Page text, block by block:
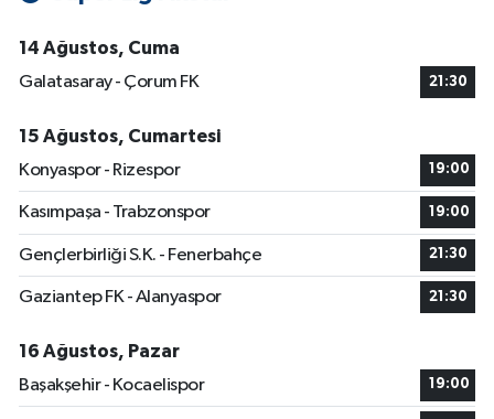
14 Ağustos, Cuma
Galatasaray - Çorum FK
21:30
15 Ağustos, Cumartesi
Konyaspor - Rizespor
19:00
Kasımpaşa - Trabzonspor 19:00
Gençlerbirliği S.K. - Fenerbahçe 21:30
Gaziantep FK - Alanyaspor 21:30
16 Ağustos, Pazar
Başakşehir - Kocaelispor
19:00